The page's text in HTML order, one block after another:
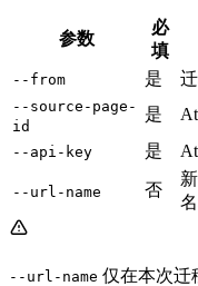
参数
必
填
--from 是
--source-page-
id
是
--api-key 是
--url-name 否
--url-name 仅在本次迁